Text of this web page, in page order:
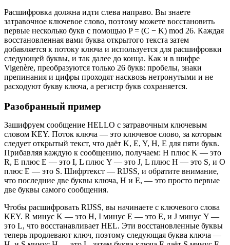
Расшифровка должна идти слева направо. Вы знаете
затравочное ключевое слово, поэтому можете восстановить
первые несколько букв с помощью P = (C − K) mod 26. Каждая
восстановленная вами буква открытого текста затем
добавляется к потоку ключа и используется для расшифровки
следующей буквы, и так далее до конца. Как и в шифре
Vigenère, преобразуются только 26 букв: пробелы, знаки
препинания и цифры проходят насквозь нетронутыми и не
расходуют букву ключа, а регистр букв сохраняется.
Разобранный пример
Зашифруем сообщение HELLO с затравочным ключевым
словом KEY. Поток ключа — это ключевое слово, за которым
следует открытый текст, что даёт K, E, Y, H, E для пяти букв.
Прибавляя каждую к сообщению, получаем: H плюс K — это
R, E плюс E — это I, L плюс Y — это J, L плюс H — это S, и O
плюс E — это S. Шифртекст — RIJSS, и обратите внимание,
что последние две буквы ключа, H и E, — это просто первые
две буквы самого сообщения.
Чтобы расшифровать RIJSS, вы начинаете с ключевого слова
KEY. R минус K — это H, I минус E — это E, и J минус Y —
это L, что восстанавливает HEL. Эти восстановленные буквы
теперь продлевают ключ, поэтому следующая буква ключа —